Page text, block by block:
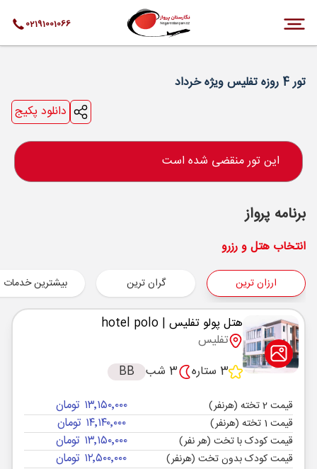
02191001066
تور 4 روزه تفلیس ویژه خرداد
دانلود پکیج
این تور منقضی شده است
برنامه پرواز
انتخاب هتل و رزرو
ارزان ترین گران ترین بیشترین خدمات
هتل پولو تفلیس | hotel polo
تفلیس
3 ستاره
3 شب BB
قیمت 2 تخته (هرنفر) ۱۳٬۱۵۰٬۰۰۰ تومان
قیمت 1 تخته (هرنفر) ۱۴٬۱۴۰٬۰۰۰ تومان
قیمت کودک با تخت (هر نفر) ۱۳٬۱۵۰٬۰۰۰ تومان
قیمت کودک بدون تخت (هرنفر) ۱۲٬۵۰۰٬۰۰۰ تومان